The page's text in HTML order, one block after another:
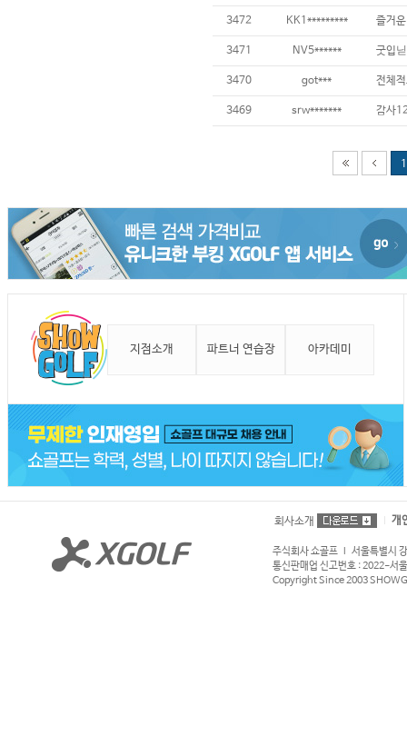
3472 KK1*********
3471 NV5****** 굿입
3470 got*** 전체
3469 srw******* 감사
1
지점소개 파트너 연습장 아카데미
회사소개 개
주식회사 쇼골프 l 서울특별시
통신판매업 신고번호 : 2022-
Copyright Since 2003